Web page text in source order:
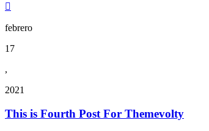

febrero
17
,
2021
This is Fourth Post For Themevolty